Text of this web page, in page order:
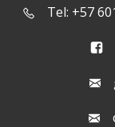
Tel: +57